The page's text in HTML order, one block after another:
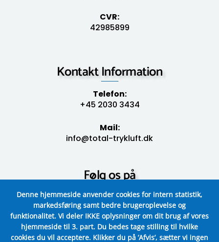
CVR:
42985899
Kontakt Information
Telefon:
+45 2030 3434
Mail:
info@total-trykluft.dk
Følg os på
Denne hjemmeside anvender cookies for intern statistik,
markedsføring samt bedre brugeroplevelse og
funktionalitet. Vi deler IKKE oplysninger om dit brug af vores
hjemmeside til 3. part. Du bedes tage stilling til hvilke
cookies du vil acceptere. Klikker du på ’Afvis’, sætter vi ingen